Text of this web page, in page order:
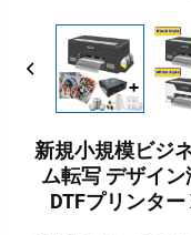
新規小規模ビジ
ム転写 デザイ
DTFプリンタ